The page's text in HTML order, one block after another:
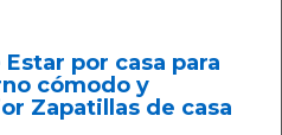
por casa para
cómodo y
Zapatillas de casa